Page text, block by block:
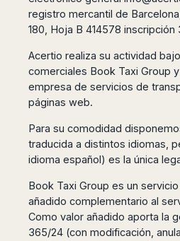
Zaragoza
Bilbao
Sebastian
Vigo
Santiago
Coruña
Valencia
Alicante
Castellón
Mallorca
Menorca
Venice
Venice
Tours)
Verona
Bologna
Rimini
Pisa
Perugia
Rome
Pescara
Naples
Geneva
Zurich
Amsterdam
Eindhoven
Rotterdam
The
Hague
Stockholm
Lulea
Kalmar
Kiruna
Oslo
Amman
Madaba
Kuwait
Doha
Jeddah
Medina
Riyadh
Abha
Muscat
Antalya
Bangkok
Puket
Angeles
San
Las
Vegas
Anchorage
Baltimore
Boston
Chicago
Detroit
Houston
registro mercantil de
180, Hoja B 414578 inscripción
Acertio realiza su actividad
comerciales Book Taxi Group
empresa de servicios de
páginas web.
Para su comodidad
traducida a distintos idiomas,
idioma español) es la única
Book Taxi Group es un
añadido complementario al
Como valor añadido aporta la
365/24 (con modificación,